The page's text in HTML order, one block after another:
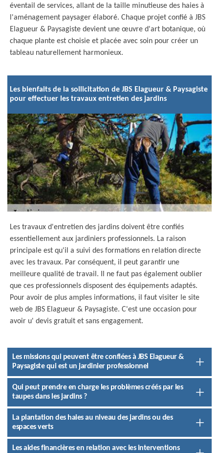
éventail de services, allant de la taille minutieuse des haies à
l'aménagement paysager élaboré. Chaque projet confié à JBS
Elagueur & Paysagiste devient une œuvre d'art botanique, où
chaque plante est choisie et placée avec soin pour créer un
tableau naturellement harmonieux.
Les bienfaits de la sollicitation de JBS Elagueur & Paysagiste
pour effectuer les travaux entretien des jardins
Les travaux d'entretien des jardins doivent être confiés
essentiellement aux jardiniers professionnels. La raison
principale est qu'il a suivi des formations en relation directe
avec les travaux. Par conséquent, il peut garantir une
meilleure qualité de travail. Il ne faut pas également oublier
que ces professionnels disposent des équipements adaptés.
Pour avoir de plus amples informations, il faut visiter le site
web de JBS Elagueur & Paysagiste. C'est une occasion pour
avoir u' devis gratuit et sans engagement.
Les missions qui peuvent être confiées à JBS Elagueur &
Paysagiste qui est un jardinier professionnel
Qui peut prendre en charge les problèmes créés par les
taupes dans les jardins ?
La plantation des haies au niveau des jardins ou des
espaces verts
Les aides financières en relation avec les interventions